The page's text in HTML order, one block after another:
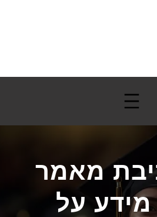
מאמר
על